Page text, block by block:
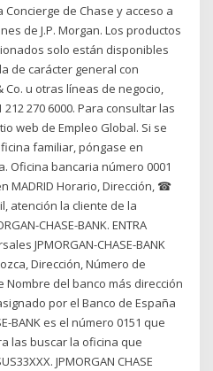
de Chase y acceso a
de J.P. Morgan. Los productos
solo están disponibles
de carácter general con
Co. u otras líneas de negocio,
270 6000. Para consultar las
web de Empleo Global. Si se
familiar, póngase en
Oficina bancaria número 0001
MADRID Horario, Dirección, ☎
atención la cliente de la
CHASE-BANK. ENTRA
JPMORGAN-CHASE-BANK
Dirección, Número de
Nombre del banco más dirección
por el Banco de España
BANK es el número 0151 que
las buscar la oficina que
JPMORGAN CHASE